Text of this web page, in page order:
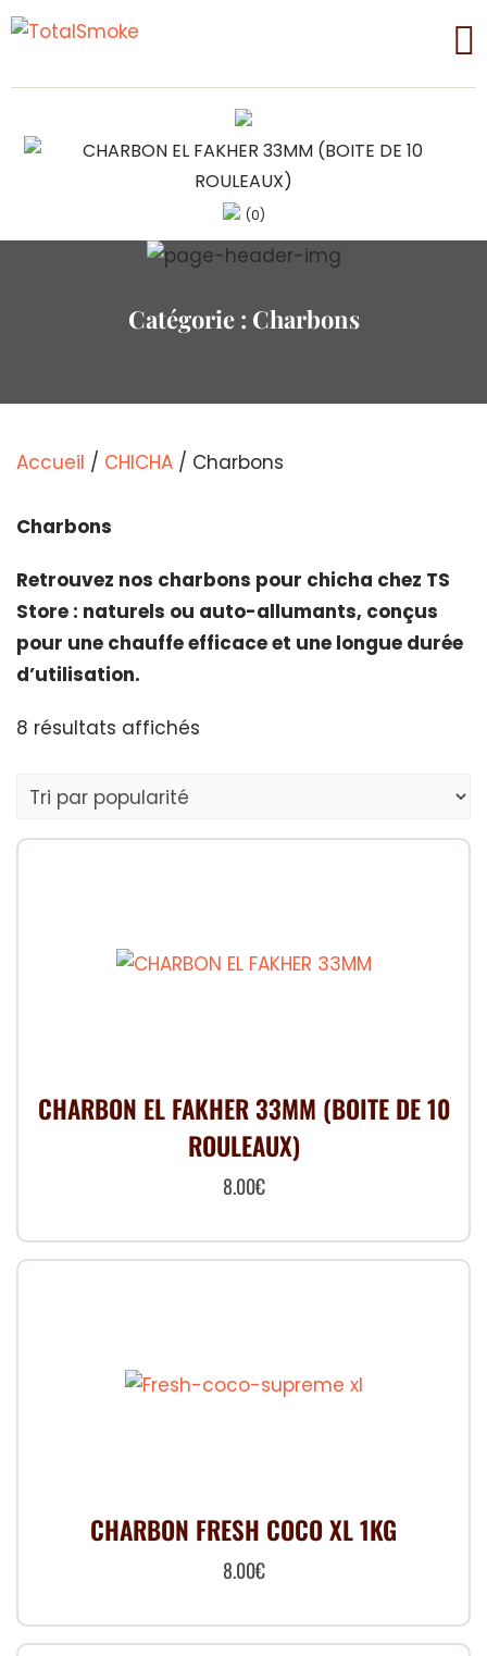
(0)
Catégorie : Charbons
Accueil / CHICHA / Charbons
Charbons
Retrouvez nos charbons pour chicha chez TS
Store : naturels ou auto-allumants, conçus
pour une chauffe efficace et une longue durée
d’utilisation.
8 résultats affichés
CHARBON EL FAKHER 33MM (BOITE DE 10
ROULEAUX)
8.00€
CHARBON FRESH COCO XL 1KG
8.00€